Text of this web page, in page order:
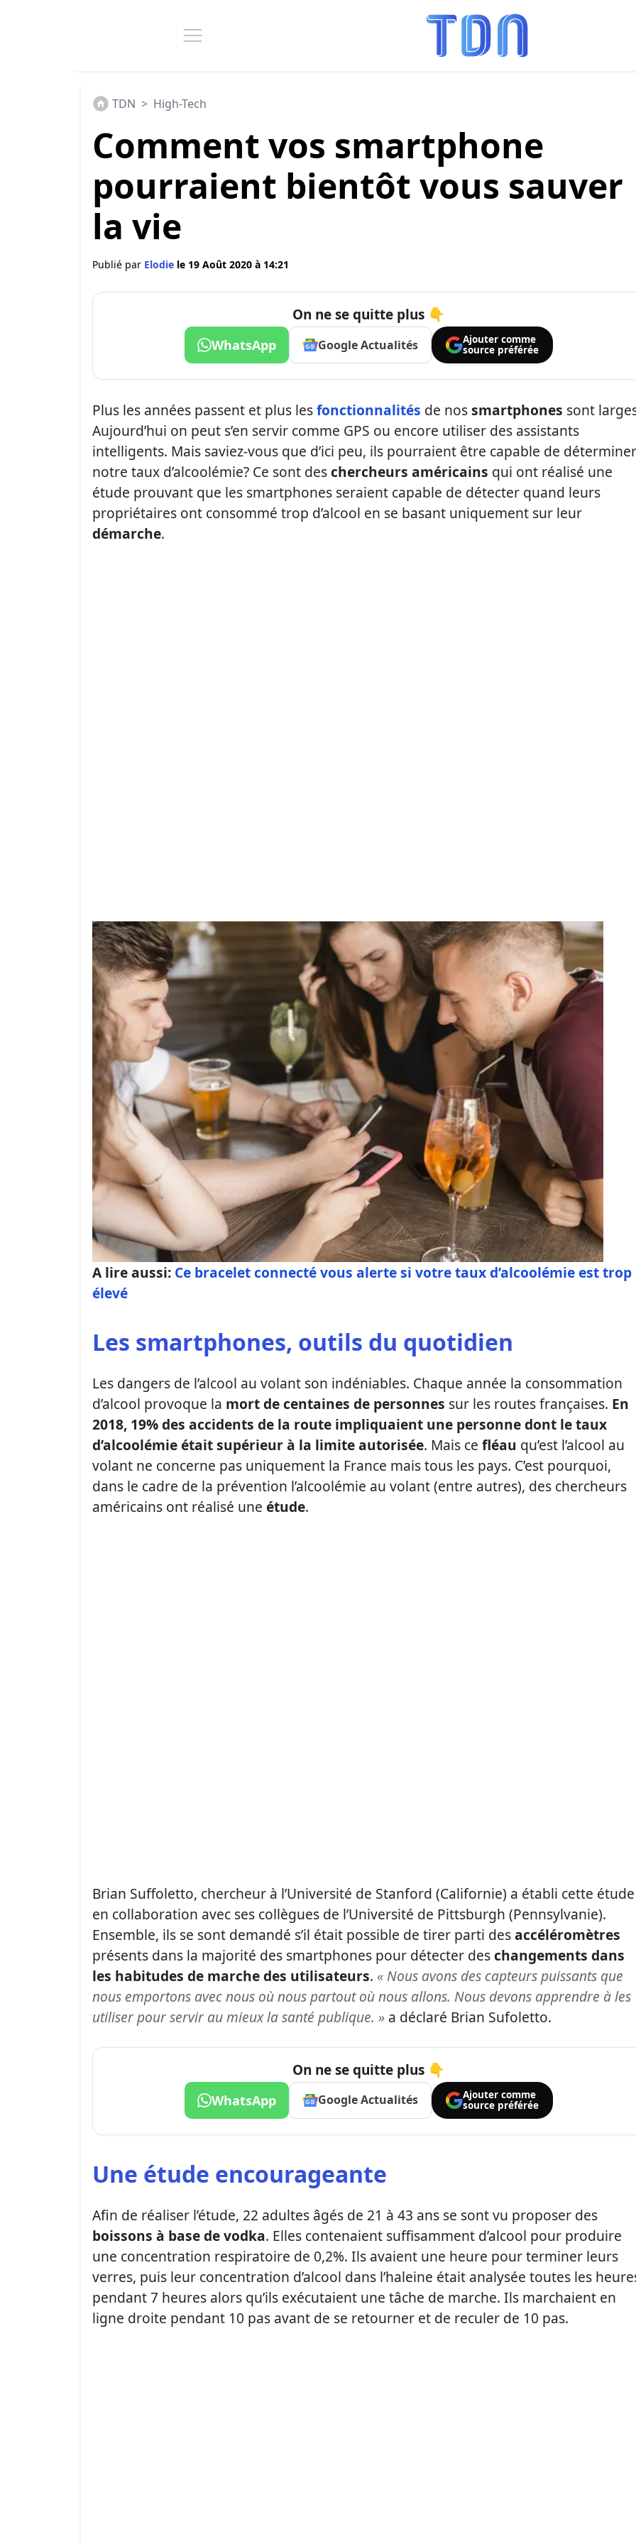
TDN > High-Tech
Comment vos smartphone
pourraient bientôt vous sauver
la vie
Publié par Elodie le 19 Août 2020 à 14:21
On ne se quitte plus 👇
WhatsApp Google Actualités
Ajouter comme
source préférée
Plus les années passent et plus lesfonctionnalités de nossmartphones sont
Aujourd’hui on peut s’en servir comme GPS ou encore utiliser des assistants
intelligents. Mais saviez-vous que d’ici peu, ils pourraient être capable de déterminer
notre taux d’alcoolémie? Ce sont deschercheurs américains qui ont réalisé une
étude prouvant que les smartphones seraient capable de détecter quand leurs
propriétaires ont consommé trop d’alcool en se basant uniquement sur leur
démarche.
A lire aussi: Ce bracelet connecté vous alerte si votre taux d’alcoolémie est trop
élevé
Les smartphones, outils du quotidien
Les dangers de l’alcool au volant son indéniables. Chaque année la consommation
d’alcool provoque la mort de centaines de personnes sur les routes françaises. En
2018, 19% des accidents de la route impliquaient une personne dont le taux
d’alcoolémie était supérieur à la limite autorisée. Mais ce fléau qu’est l’alcool au
volant ne concerne pas uniquement la France mais tous les pays. C’est pourquoi,
dans le cadre de la prévention l’alcoolémie au volant (entre autres), des chercheurs
américains ont réalisé une étude.
Brian Suffoletto, chercheur à l’Université de Stanford (Californie) a établi cette étude
en collaboration avec ses collègues de l’Université de Pittsburgh (Pennsylvanie).
Ensemble, ils se sont demandé s’il était possible de tirer parti desaccéléromètres
présents dans la majorité des smartphones pour détecter deschangements dans
les habitudes de marche des utilisateurs. « Nous avons des capteurs puissants que
nous emportons avec nous où nous partout où nous allons. Nous devons apprendre à les
utiliser pour servir au mieux la santé publique. » a déclaré Brian Sufoletto.
On ne se quitte plus 👇
WhatsApp Google Actualités
Ajouter comme
source préférée
Une étude encourageante
Afin de réaliser l’étude, 22 adultes âgés de 21 à 43 ans se sont vu proposer des
boissons à base de vodka. Elles contenaient suffisamment d’alcool pour produire
une concentration respiratoire de 0,2%. Ils avaient une heure pour terminer leurs
verres, puis leur concentration d’alcool dans l’haleine était analysée toutes les
pendant 7 heures alors qu’ils exécutaient une tâche de marche. Ils marchaient en
ligne droite pendant 10 pas avant de se retourner et de reculer de 10 pas.